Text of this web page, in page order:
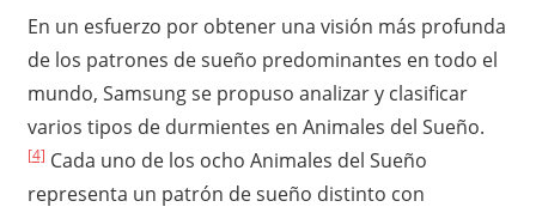
En un esfuerzo por obtener una visión más profunda
de los patrones de sueño predominantes en todo el
mundo, Samsung se propuso analizar y clasificar
varios tipos de durmientes en Animales del Sueño.
[4] Cada uno de los ocho Animales del Sueño
representa un patrón de sueño distinto con